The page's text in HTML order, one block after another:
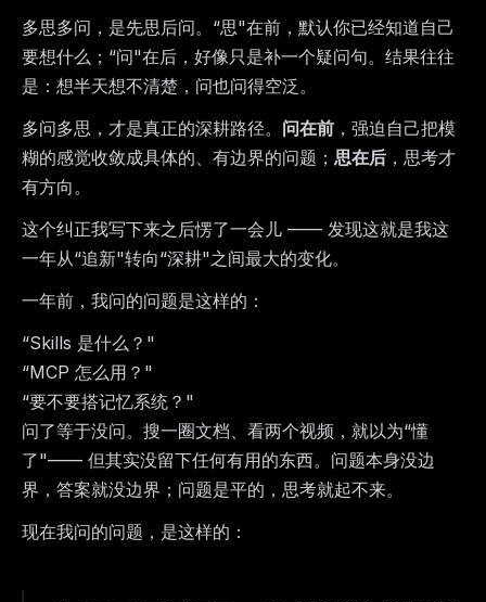
多思多问，是先思后问。“思"在前，默认你已经知道自己
要想什么；“问"在后，好像只是补一个疑问句。结果往往
是：想半天想不清楚，问也问得空泛。
多问多思，才是真正的深耕路径。 问在前 ，强迫自己把模
糊的感觉收敛成具体的、有边界的问题； 思在后 ，思考才
有方向。
这个纠正我写下来之后愣了一会儿 —— 发现这就是我这
一年从“追新"转向“深耕"之间最大的变化。
一年前，我问的问题是这样的：
“Skills 是什么？"
“MCP 怎么用？"
“要不要搭记忆系统？"
问了等于没问。搜一圈文档、看两个视频，就以为“懂
了"—— 但其实没留下任何有用的东西。问题本身没边
界，答案就没边界；问题是平的，思考就起不来。
现在我问的问题，是这样的：